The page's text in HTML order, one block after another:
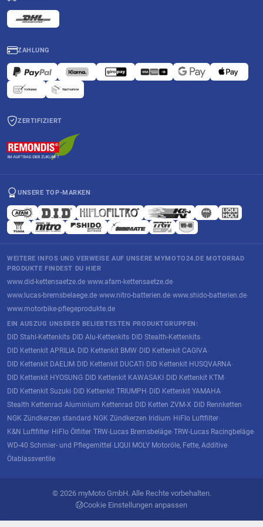
ZAHLUNG
ZERTIFIZIERT
UNSERE TOP-MARKEN
WEITERE INFOS UND VERWEISE AUF UNSERE MYMOTO24.DE MOTORRAD
PRODUKTE FINDEST DU HIER
www.did-kettensaetze.de·www.afam-kettensaetze.de·
www.lucas-bremsbelaege.de·www.nitro-batterien.de·www.shido-batterien.de·
www.motorbike-pflegeprodukte.de
EIN AUSZUG UNSERER BELIEBTESTEN PRODUKTGRUPPEN:
DID Stahl-Kettenkits· DID Alu-Kettenkits· DID Stealth-Kettenkits·
DID Kettenkit APRILIA· DID Kettenkit BMW· DID Kettenkit CAGIVA·
DID Kettenkit DAELIM· DID Kettenkit DUCATI· DID Kettenkit HUSQVARNA·
DID Kettenkit HYOSUNG· DID Kettenkit KAWASAKI· DID Kettenkit KTM·
DID Kettenkit Suzuki· DID Kettenkit TRIUMPH· DID Kettenkit YAMAHA·
Stealth Kettenrad·Aluminium Kettenrad· DID Ketten ZVM-X· DID Rennketten·
NGK Zündkerzen standard· NGK Zündkerzen Iridium· HiFlo Luftfilter·
K&N Luftfilter· HiFlo Ölfilter·TRW-Lucas Bremsbeläge·TRW-Lucas Racingbeläge·
WD-40 Schmier- und Pflegemittel· LIQUI MOLY Motoröle, Fette, Additive·
Ölablassventile
© 2026 myMoto GmbH. Alle Rechte vorbehalten.
Cookie Einstellungen anpassen